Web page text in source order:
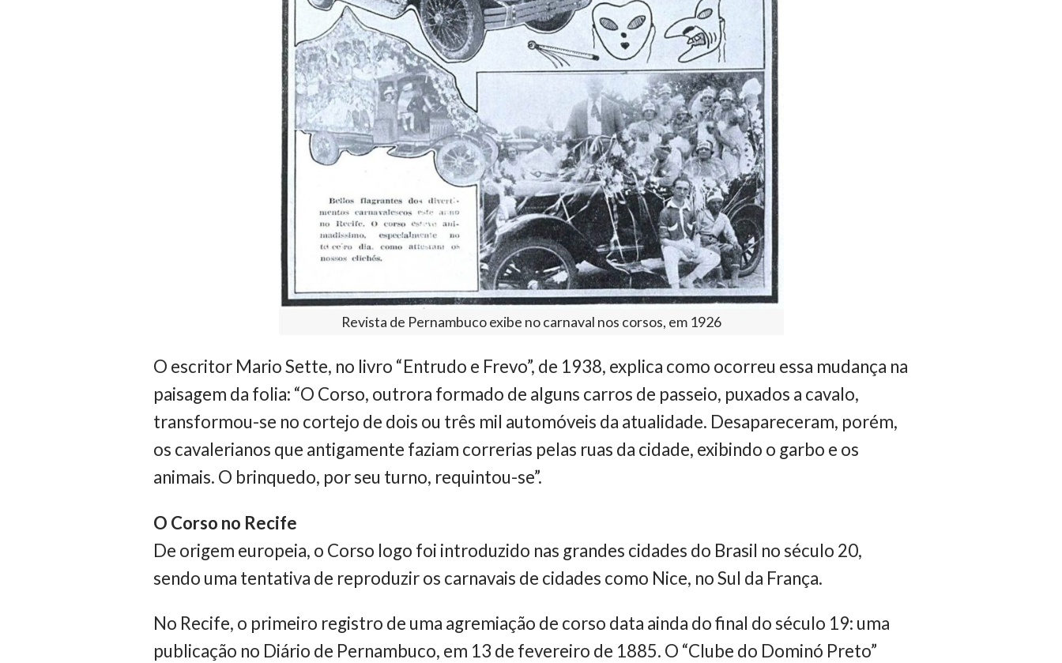
Revista de Pernambuco exibe no carnaval nos corsos, em 1926
O escritor Mario Sette, no livro “Entrudo e Frevo”, de 1938, explica como ocorreu essa mudança na
paisagem da folia: “O Corso, outrora formado de alguns carros de passeio, puxados a cavalo,
transformou-se no cortejo de dois ou três mil automóveis da atualidade. Desapareceram, porém,
os cavalerianos que antigamente faziam correrias pelas ruas da cidade, exibindo o garbo e os
animais. O brinquedo, por seu turno, requintou-se”.
O Corso no Recife
De origem europeia, o Corso logo foi introduzido nas grandes cidades do Brasil no século 20,
sendo uma tentativa de reproduzir os carnavais de cidades como Nice, no Sul da França.
No Recife, o primeiro registro de uma agremiação de corso data ainda do final do século 19: uma
publicação no Diário de Pernambuco, em 13 de fevereiro de 1885. O “Clube do Dominó Preto”